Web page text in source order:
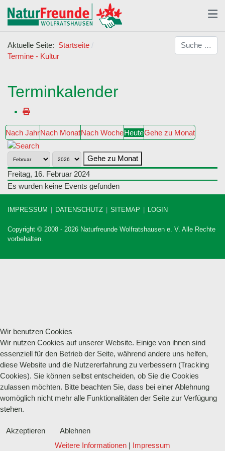
Aktuelle Seite: Startseite
Termine - Kultur
Suchen
Terminkalender
Nach JahrNach MonatNach WocheHeuteGehe zu Monat
Gehe zu Monat
Freitag, 16. Februar 2024
Es wurden keine Events gefunden
IMPRESSUM DATENSCHUTZ SITEMAP LOGIN
Copyright © 2008 - 2026 Naturfreunde Wolfratshausen e. V. Alle Rechte
vorbehalten.
Wir benutzen Cookies
Wir nutzen Cookies auf unserer Website. Einige von ihnen sind
essenziell für den Betrieb der Seite, während andere uns helfen,
diese Website und die Nutzererfahrung zu verbessern (Tracking
Cookies). Sie können selbst entscheiden, ob Sie die Cookies
zulassen möchten. Bitte beachten Sie, dass bei einer Ablehnung
womöglich nicht mehr alle Funktionalitäten der Seite zur Verfügung
stehen.
Akzeptieren
Ablehnen
Weitere Informationen | Impressum